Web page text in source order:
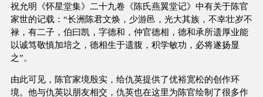
祝允明《怀星堂集》二十九卷《陈氏燕翼堂记》中有关于陈官
家世的记载：“长洲陈君文焕，少游邑，光大其族，不幸壮岁不
禄，有二子，伯曰凯，字德和，仲官德相，德和承所遗厚业能
以诚笃敬慎加培之，德相生于遗腹，积学敏功，必将遂扬显
之”。
由此可见，陈官家境殷实，给仇英提供了优裕宽松的创作环
境。他与仇英以朋友相交，仇英也在这里为陈官绘制了很多作